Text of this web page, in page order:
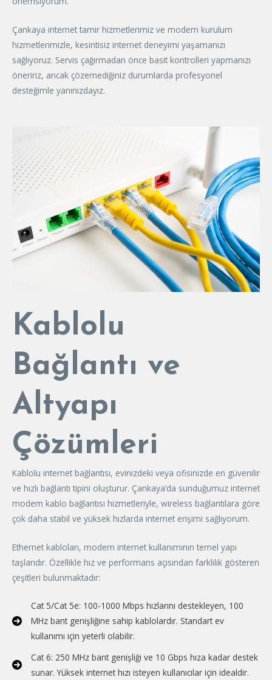
Çankaya internet tamir hizmetlerimiz ve modem kurulum
hizmetlerimizle, kesintisiz internet deneyimi yaşamanızı
sağlıyoruz. Servis çağırmadan önce basit kontrolleri yapmanızı
öneririz, ancak çözemediğiniz durumlarda profesyonel
desteğimle yanınızdayız.
Kablolu
Bağlantı ve
Altyapı
Çözümleri
Kablolu internet bağlantısı, evinizdeki veya ofisinizde en güvenilir
ve hızlı bağlantı tipini oluşturur. Çankaya’da sunduğumuz internet
modem kablo bağlantısı hizmetleriyle, wireless bağlantılara göre
çok daha stabil ve yüksek hızlarda internet erişimi sağlıyorum.
Ethernet kabloları, modern internet kullanımının temel yapı
taşlarıdır. Özellikle hız ve performans açısından farklılık gösteren
çeşitleri bulunmaktadır:
Cat 5/Cat 5e: 100-1000 Mbps hızlarını destekleyen, 100
MHz bant genişliğine sahip kablolardır. Standart ev
kullanımı için yeterli olabilir.
Cat 6: 250 MHz bant genişliği ve 10 Gbps hıza kadar destek
sunar. Yüksek internet hızı isteyen kullanıcılar için idealdir.